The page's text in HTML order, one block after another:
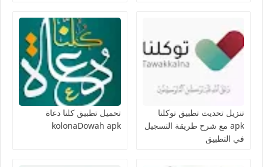
تنزيل تحديث تطبيق توكلنا
apk مع شرح طريقة التسجيل
في التطبيق
تحميل تطبيق كلنا دعاة
kolonaDowah apk